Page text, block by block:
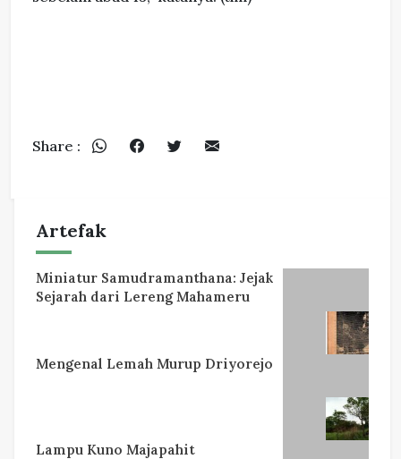
Share :
Artefak
Miniatur Samudramanthana: Jejak
Sejarah dari Lereng Mahameru
Mengenal Lemah Murup Driyorejo
Lampu Kuno Majapahit